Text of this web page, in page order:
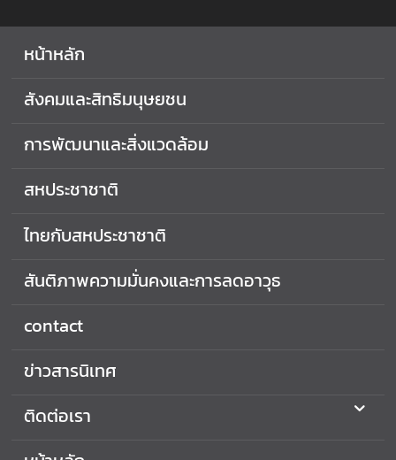
หน้าหลัก
สังคมและสิทธิมนุษยชน
การพัฒนาและสิ่งแวดล้อม
สหประชาชาติ
ไทยกับสหประชาชาติ
สันติภาพความมั่นคงและการลดอาวุธ
contact
ข่าวสารนิเทศ
ติดต่อเรา